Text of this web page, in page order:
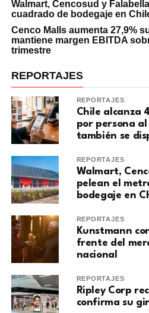
Walmart, Cencosud y
cuadrado de bodegaje en
Cenco Malls aumenta 27,9%
mantiene margen EBITDA
trimestre
REPORTAJES
REPORTAJES
Chile alcanza
por persona
también se
REPORTAJES
Walmart,
pelean el
bodegaje en
REPORTAJES
Kunstmann
frente del
nacional
REPORTAJES
Ripley Corp
confirma su